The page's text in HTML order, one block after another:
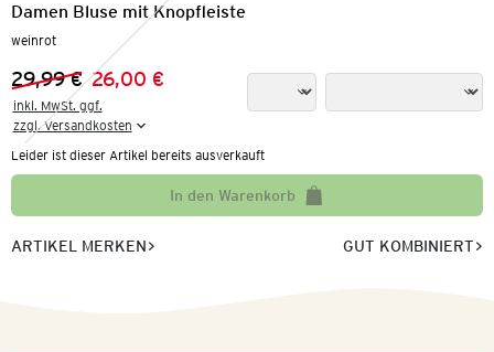
Damen Bluse mit Knopfleiste
weinrot
Vorheriger Preis:
29,99 €
Neuer Preis:26,00 €
inkl. MwSt. ggf.
zzgl. Versandkosten
Leider ist dieser Artikel bereits ausverkauft
In den Warenkorb
ARTIKEL MERKEN GUT KOMBINIERT